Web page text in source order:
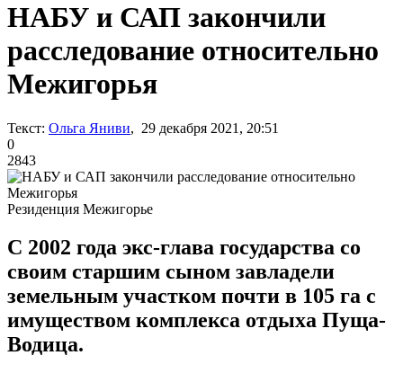
НАБУ и САП закончили
расследование относительно
Межигорья
Текст: Ольга Яниви, 29 декабря 2021, 20:51
0
2843
Резиденция Межигорье
С 2002 года экс-глава государства со
своим старшим сыном завладели
земельным участком почти в 105 га с
имуществом комплекса отдыха Пуща-
Водица.